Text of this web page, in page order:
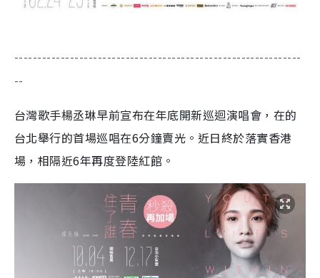
--------------------------------------------------------------
--
台灣歌手楊丞琳早前宣布在年底開新巡迴演唱會，在的
台北舉行的首場巡唱在6分鐘賣光。近日終於落實香港
場，相隔近6年再度登陸紅館。